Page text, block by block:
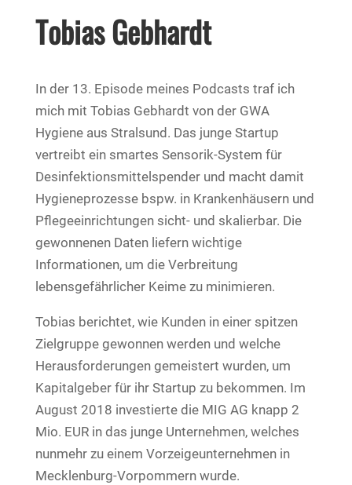
Tobias Gebhardt
In der 13. Episode meines Podcasts traf ich
mich mit Tobias Gebhardt von der GWA
Hygiene aus Stralsund. Das junge Startup
vertreibt ein smartes Sensorik-System für
Desinfektionsmittelspender und macht damit
Hygieneprozesse bspw. in Krankenhäusern und
Pflegeeinrichtungen sicht- und skalierbar. Die
gewonnenen Daten liefern wichtige
Informationen, um die Verbreitung
lebensgefährlicher Keime zu minimieren.
Tobias berichtet, wie Kunden in einer spitzen
Zielgruppe gewonnen werden und welche
Herausforderungen gemeistert wurden, um
Kapitalgeber für ihr Startup zu bekommen. Im
August 2018 investierte die MIG AG knapp 2
Mio. EUR in das junge Unternehmen, welches
nunmehr zu einem Vorzeigeunternehmen in
Mecklenburg-Vorpommern wurde.